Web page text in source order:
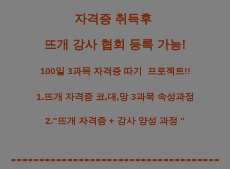
자격증 취득후
뜨개 강사 협회 등록 가능!
100일 3과목 자격증 따기 프로젝트!!
1.뜨개 자격증 코,대,망 3과목 속성과정
2."뜨개 자격증 + 강사 양성 과정 "
-------------------------------------